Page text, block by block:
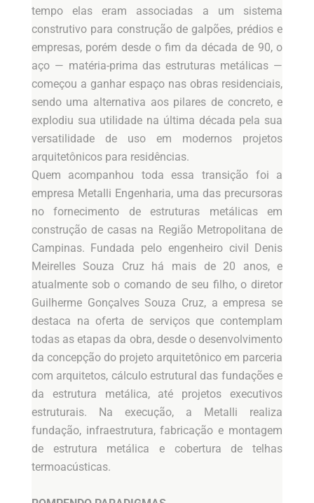
tempo elas eram associadas a um sistema
construtivo para construção de galpões, prédios e
empresas, porém desde o fim da década de 90, o
aço — matéria-prima das estruturas metálicas —
começou a ganhar espaço nas obras residenciais,
sendo uma alternativa aos pilares de concreto, e
explodiu sua utilidade na última década pela sua
versatilidade de uso em modernos projetos
arquitetônicos para residências.
Quem acompanhou toda essa transição foi a
empresa Metalli Engenharia, uma das precursoras
no fornecimento de estruturas metálicas em
construção de casas na Região Metropolitana de
Campinas. Fundada pelo engenheiro civil Denis
Meirelles Souza Cruz há mais de 20 anos, e
atualmente sob o comando de seu filho, o diretor
Guilherme Gonçalves Souza Cruz, a empresa se
destaca na oferta de serviços que contemplam
todas as etapas da obra, desde o desenvolvimento
da concepção do projeto arquitetônico em parceria
com arquitetos, cálculo estrutural das fundações e
da estrutura metálica, até projetos executivos
estruturais. Na execução, a Metalli realiza
fundação, infraestrutura, fabricação e montagem
de estrutura metálica e cobertura de telhas
termoacústicas.